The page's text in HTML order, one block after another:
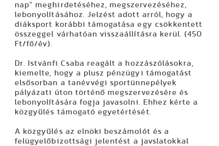
nap” meghirdetéséhez, megszervezéséhez,
lebonyolításához. Jelzést adott arról, hogy a
diáksport korábbi támogatása egy csökkentett
összeggel várhatóan visszaállításra kerül. (450
Ft/fő/év).
Dr. Istvánfi Csaba reagált a hozzászólásokra,
kiemelte, hogy a plusz pénzügyi támogatást
elsősorban a tanévvégi sportünnepélyek
pályázati úton történő megszervezésére és
lebonyolítására fogja javasolni. Ehhez kérte a
közgyűlés támogató egyetértését.
A közgyűlés az elnöki beszámolót és a
felügyelőbizottsági jelentést a javslatokkal